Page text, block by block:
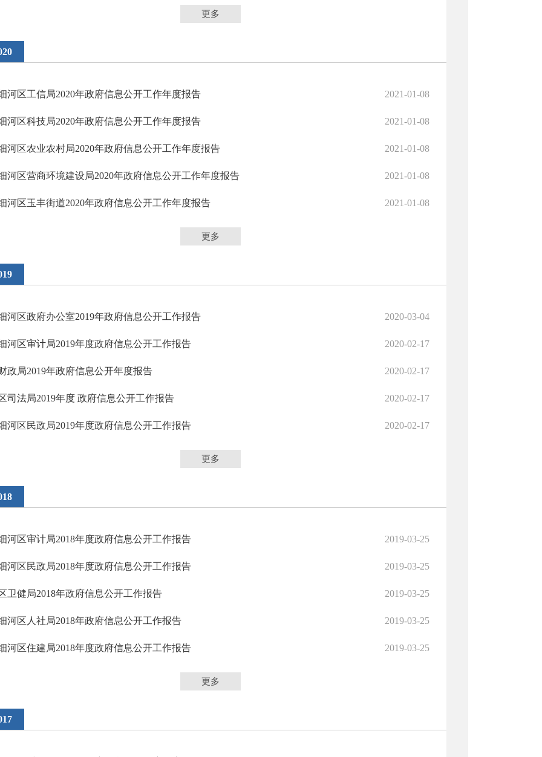
更多
河区工信局2020年政府信息公开工作年度报告 2021-01-08
河区科技局2020年政府信息公开工作年度报告 2021-01-08
河区农业农村局2020年政府信息公开工作年度报告 2021-01-08
河区营商环境建设局2020年政府信息公开工作年度报告 2021-01-08
河区玉丰街道2020年政府信息公开工作年度报告 2021-01-08
更多
河区政府办公室2019年政府信息公开工作报告 2020-03-04
河区审计局2019年度政府信息公开工作报告 2020-02-17
政局2019年政府信息公开年度报告 2020-02-17
司法局2019年度 政府信息公开工作报告 2020-02-17
河区民政局2019年度政府信息公开工作报告 2020-02-17
更多
河区审计局2018年度政府信息公开工作报告 2019-03-25
河区民政局2018年度政府信息公开工作报告 2019-03-25
卫健局2018年政府信息公开工作报告 2019-03-25
河区人社局2018年政府信息公开工作报告 2019-03-25
河区住建局2018年度政府信息公开工作报告 2019-03-25
更多